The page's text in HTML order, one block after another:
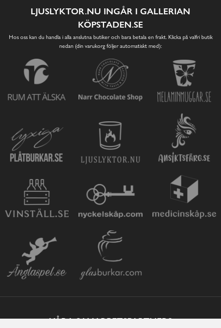
LJUSLYKTOR.NU INGÅR I GALLERIAN
KÖPSTADEN.SE
Hos oss kan du handla i alla anslutna butiker och bara betala en frakt. Klicka på valfri butik
nedan (din varukorg följer automatiskt med):
VÅRA SAMARBETSPARTNERS